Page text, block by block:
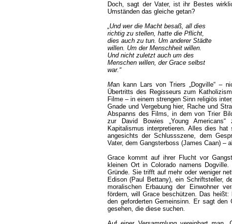
Doch, sagt der Vater, ist ihr Bestes
Umständen das gleiche getan?
„Und wer die Macht besaß, all dies
richtig zu stellen, hatte die Pflicht,
dies auch zu tun. Um anderer Städte
willen. Um der Menschheit willen.
Und nicht zuletzt auch um des
Menschen willen, der Grace selbst
war.“
Man kann Lars von Triers „Dogville“ –
Übertritts des Regisseurs zum
Filme – in einem strengen Sinn religiös
Gnade und Vergebung hier, Rache und
Abspanns des Films, in dem von Trier
zur David Bowies „Young
Kapitalismus interpretieren. Alles dies
angesichts der Schlussszene, dem
Vater, dem Gangsterboss (James Caan) –
Grace kommt auf ihrer Flucht vor
kleinen Ort in Colorado namens
Gründe. Sie trifft auf mehr oder weniger
Edison (Paul Bettany), ein Schriftsteller,
moralischen Erbauung der Einwohner
fördern, will Grace beschützen. Das
den geforderten Gemeinsinn. Er sagt
gesehen, die diese suchen.